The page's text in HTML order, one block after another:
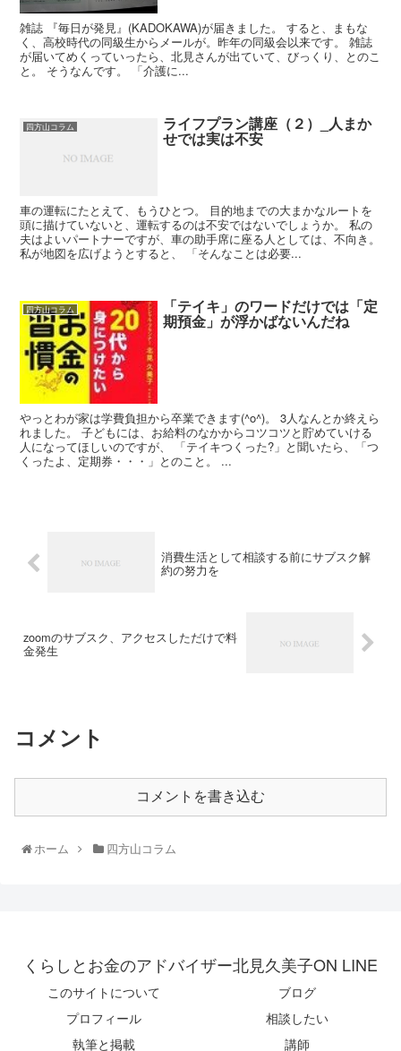
雑誌 『毎日が発見』(KADOKAWA)が届きました。 すると、まもな
く、高校時代の同級生からメールが。昨年の同級会以来です。 雑誌
が届いてめくっていったら、北見さんが出ていて、びっくり、とのこ
と。 そうなんです。 「介護に...
四方山コラム ライフプラン講座（２）_人まか
せでは実は不安
車の運転にたとえて、もうひとつ。 目的地までの大まかなルートを
頭に描けていないと、運転するのは不安ではないでしょうか。 私の
夫はよいパートナーですが、車の助手席に座る人としては、不向き。
私が地図を広げようとすると、 「そんなことは必要...
四方山コラム 「テイキ」のワードだけでは「定
期預金」が浮かばないんだね
やっとわが家は学費負担から卒業できます(^o^)。 3人なんとか終えら
れました。 子どもには、お給料のなかからコツコツと貯めていける
人になってほしいのですが、 「テイキつくった?」と聞いたら、「つ
くったよ、定期券・・・」とのこと。 ...
消費生活として相談する前にサブスク解
約の努力を
zoomのサブスク、アクセスしただけで料
金発生
コメント
コメントを書き込む
ホーム 四方山コラム
くらしとお金のアドバイザー北見久美子ON LINE
このサイトについて
ブログ
プロフィール
相談したい
執筆と掲載
講師